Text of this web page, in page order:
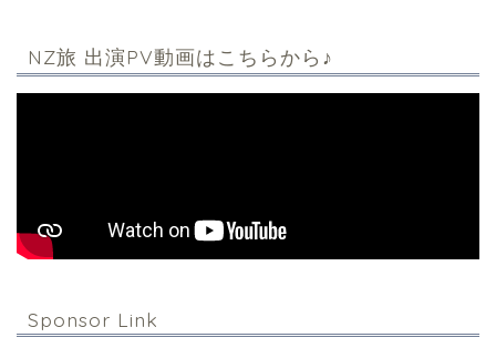
NZ旅 出演PV動画はこちらから♪
Sponsor Link